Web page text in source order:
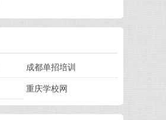
成都单招培训
重庆学校网